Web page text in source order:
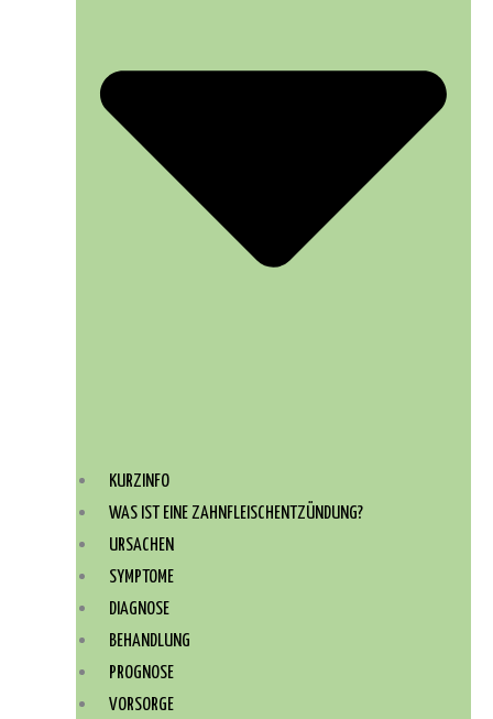
KURZINFO
WAS IST EINE ZAHNFLEISCHENTZÜNDUNG?
URSACHEN
SYMPTOME
DIAGNOSE
BEHANDLUNG
PROGNOSE
VORSORGE